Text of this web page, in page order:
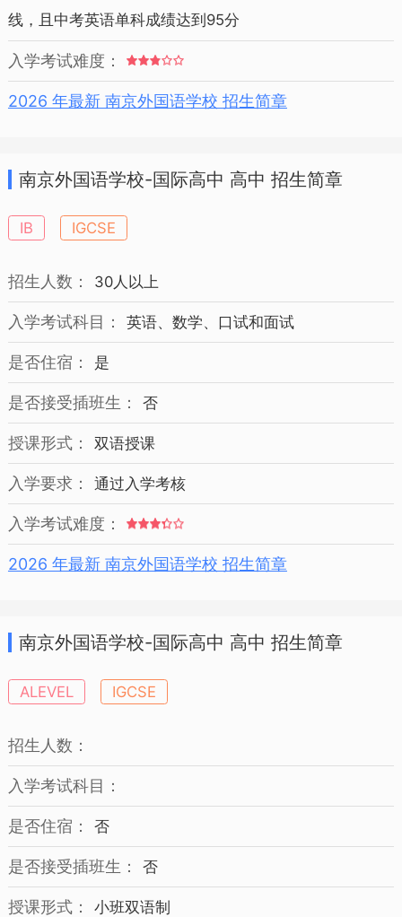
线，且中考英语单科成绩达到95分
入学考试难度：
2026 年最新 南京外国语学校 招生简章
南京外国语学校-国际高中 高中 招生简章
IB IGCSE
招生人数： 30人以上
入学考试科目： 英语、数学、口试和面试
是否住宿： 是
是否接受插班生： 否
授课形式： 双语授课
入学要求： 通过入学考核
入学考试难度：
2026 年最新 南京外国语学校 招生简章
南京外国语学校-国际高中 高中 招生简章
ALEVEL IGCSE
招生人数：
入学考试科目：
是否住宿： 否
是否接受插班生： 否
授课形式： 小班双语制